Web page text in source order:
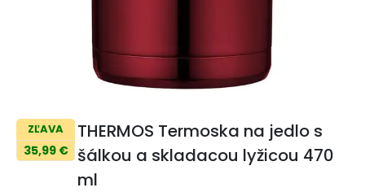
ZĽAVA
35,99 €
THERMOS Termoska na jedlo s
šálkou a skladacou lyžicou 470
ml